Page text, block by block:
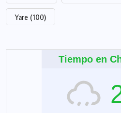
Yare (100)
Tiempo en